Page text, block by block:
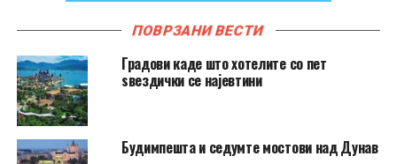
ПОВРЗАНИ ВЕСТИ
Градови каде што хотелите со пет
ѕвездички се најевтини
Будимпешта и седумте мостови над Дунав